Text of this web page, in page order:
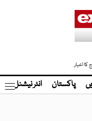
کا اخبار
پاکستان انٹر نیشنل